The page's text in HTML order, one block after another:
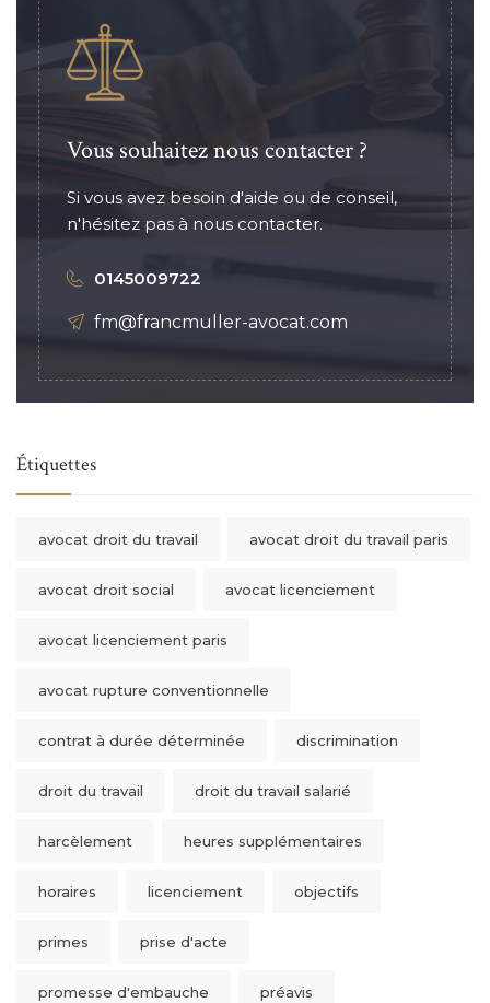
Vous souhaitez nous contacter ?
Si vous avez besoin d'aide ou de conseil,
n'hésitez pas à nous contacter.
0145009722
fm@francmuller-avocat.com
Étiquettes
avocat droit du travail avocat droit du travail paris
avocat droit social avocat licenciement
avocat licenciement paris
avocat rupture conventionnelle
contrat à durée déterminée discrimination
droit du travail droit du travail salarié
harcèlement heures supplémentaires
horaires licenciement objectifs
primes prise d'acte
promesse d'embauche préavis